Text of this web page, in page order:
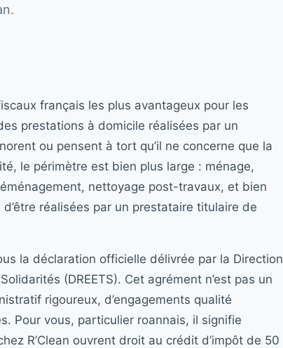
français les plus avantageux pour les
prestations à domicile réalisées par un
ou pensent à tort qu’il ne concerne que la
le périmètre est bien plus large : ménage,
nettoyage post-travaux, et bien
réalisées par un prestataire titulaire de
la déclaration officielle délivrée par la Direction
(DREETS). Cet agrément n’est pas un
rigoureux, d’engagements qualité
Pour vous, particulier roannais, il signifie
R’Clean ouvrent droit au crédit d’impôt de 50